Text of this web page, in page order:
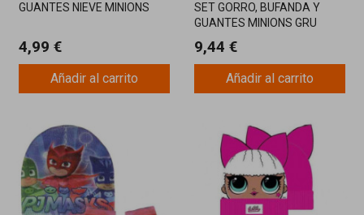
GUANTES NIEVE MINIONS
4,99 €
Añadir al carrito
SET GORRO, BUFANDA Y
GUANTES MINIONS GRU
9,44 €
Añadir al carrito